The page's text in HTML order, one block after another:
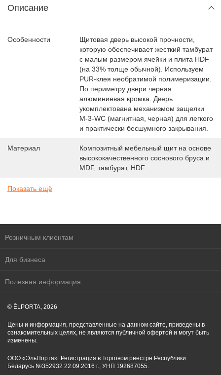
Описание
Особенности
Щитовая дверь высокой прочности,
которую обеспечивает жесткий тамбурат
с малым размером ячейки и плита HDF
(на 33% толще обычной). Используем
PUR-клея необратимой полимеризации.
По периметру двери черная
алюминиевая кромка. Дверь
укомплектована механизмом защелки
M-3-WC (магнитная, черная) для легкого
и практически бесшумного закрывания.
Материал
Композитный мебельный щит на основе
высококачественного соснового бруса и
MDF, тамбурат, HDF.
Показать ещё
Розничным клиентам
Для бизнеса
Полезная информация
© ĒLPORTA, 2026
Цены и информация, представленные на данном сайте, приведены в
ознакомительных целях, не являются публичной офертой и могут быть
изменены.
ООО «ЭльПорта». Регистрация в Торговом реестре Республики
Беларусь №352932 22.09.2016 г., УНП 192687055.